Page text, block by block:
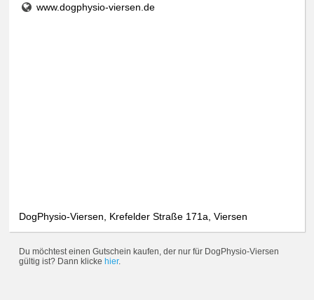
www.dogphysio-viersen.de
DogPhysio-Viersen, Krefelder Straße 171a, Viersen
Du möchtest einen Gutschein kaufen, der nur für DogPhysio-Viersen
gültig ist? Dann klicke hier.